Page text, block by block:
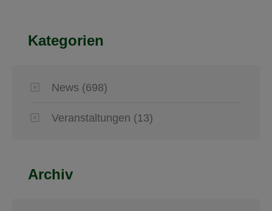
Kategorien
News (698)
Veranstaltungen (13)
Archiv